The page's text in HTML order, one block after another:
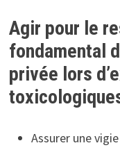
Agir pour le
fondamental
privée lors
Assurer une